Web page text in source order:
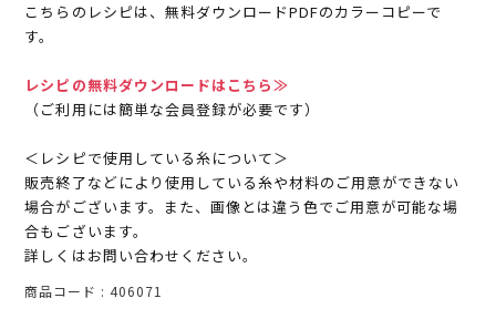
こちらのレシピは、無料ダウンロードPDFのカラーコピーで
す。
レシピの無料ダウンロードはこちら≫
（ご利用には簡単な会員登録が必要です）
＜レシピで使用している糸について＞
販売終了などにより使用している糸や材料のご用意ができない
場合がございます。また、画像とは違う色でご用意が可能な場
合もございます。
詳しくはお問い合わせください。
商品コード 406071